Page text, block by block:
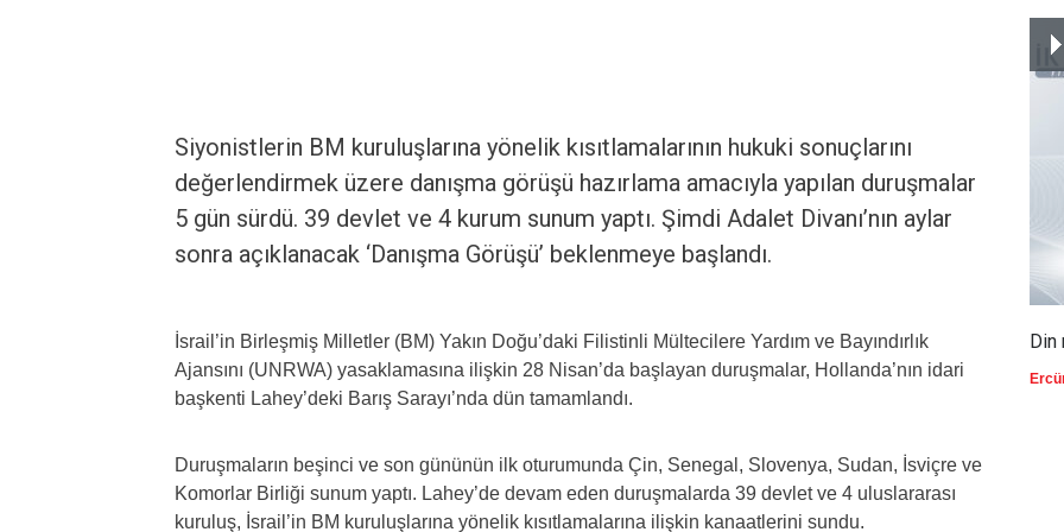
Siyonistlerin BM kuruluşlarına yönelik kısıtlamalarının hukuki sonuçlarını
değerlendirmek üzere danışma görüşü hazırlama amacıyla yapılan duruşmalar
5 gün sürdü. 39 devlet ve 4 kurum sunum yaptı. Şimdi Adalet Divanı’nın aylar
sonra açıklanacak ‘Danışma Görüşü’ beklenmeye başlandı.
İsrail’in Birleşmiş Milletler (BM) Yakın Doğu’daki Filistinli Mültecilere Yardım ve Bayındırlık
Ajansını (UNRWA) yasaklamasına ilişkin 28 Nisan’da başlayan duruşmalar, Hollanda’nın idari
başkenti Lahey’deki Barış Sarayı’nda dün tamamlandı.
Duruşmaların beşinci ve son gününün ilk oturumunda Çin, Senegal, Slovenya, Sudan, İsviçre ve
Komorlar Birliği sunum yaptı. Lahey’de devam eden duruşmalarda 39 devlet ve 4 uluslararası
kuruluş, İsrail’in BM kuruluşlarına yönelik kısıtlamalarına ilişkin kanaatlerini sundu.
Din